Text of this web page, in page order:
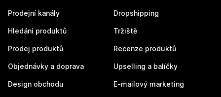
Prodejní kanály
Hledání produktů
Prodej produktů
Objednávky a doprava
Design obchodu
Dropshipping
Tržiště
Recenze produktů
Upselling a balíčky
E-mailový marketing